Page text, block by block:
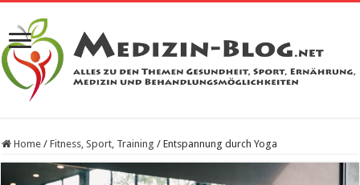
Home / Fitness, Sport, Training / Entspannung durch Yoga